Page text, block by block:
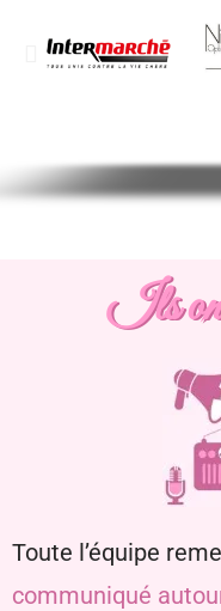
Ils ont
Toute l’équipe
communiqué